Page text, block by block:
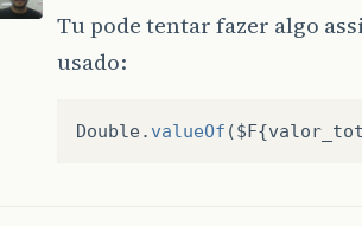
Tu pode tentar fazer algo
usado:
Double. valueOf ($F{